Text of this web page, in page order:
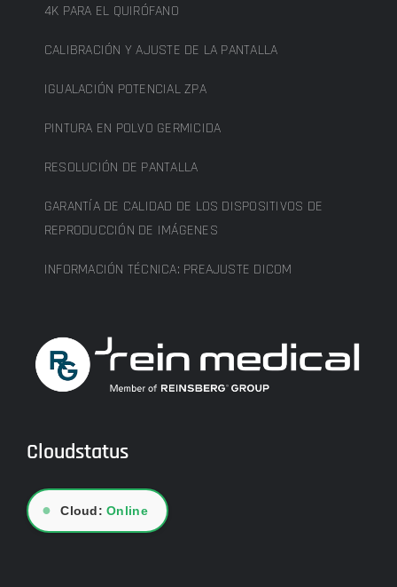
4K PARA EL QUIRÓFANO
CALIBRACIÓN Y AJUSTE DE LA PANTALLA
IGUALACIÓN POTENCIAL ZPA
PINTURA EN POLVO GERMICIDA
RESOLUCIÓN DE PANTALLA
GARANTÍA DE CALIDAD DE LOS DISPOSITIVOS DE
REPRODUCCIÓN DE IMÁGENES
INFORMACIÓN TÉCNICA: PREAJUSTE DICOM
Cloudstatus
● Cloud:Online